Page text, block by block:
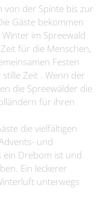
Brjazyna
(Spreewald)/Bórkowy
Bórkowy (Błota)
Burg
(Błota)
in Dissen / Dešno
von der Spinte bis zur
Gäste bekommen
im Spreewald
für die Menschen,
Festen
Zeit . Wenn der
die Spreewälder die
für ihren
die vielfältigen
und
ein Drebom ist und
Ein leckerer
unterwegs